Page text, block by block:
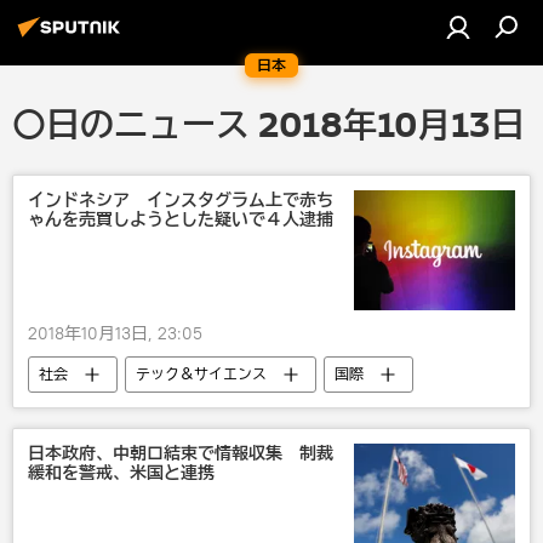
日本
〇日のニュース 2018年10月13日
インドネシア インスタグラム上で赤ち
ゃんを売買しようとした疑いで４人逮捕
2018年10月13日, 23:05
社会 テック＆サイエンス
国際
災害・事故・事件
アジア
インドネシア
事故 子供
日本政府、中朝ロ結束で情報収集 制裁
緩和を警戒、米国と連携